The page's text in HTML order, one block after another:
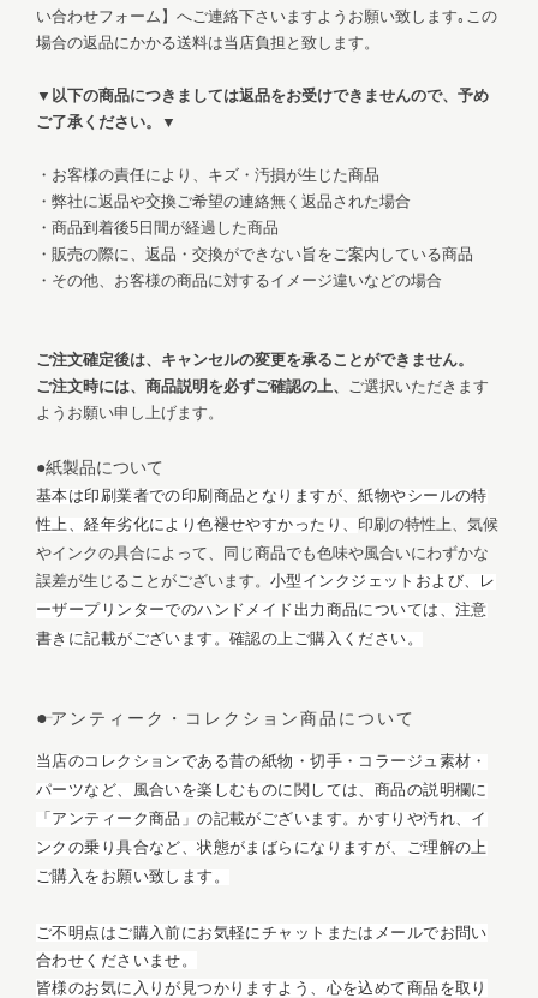
い合わせフォーム】へご連絡下さいますようお願い致します｡この
場合の返品にかかる送料は当店負担と致します。
▼以下の商品につきましては返品をお受けできませんので、予め
ご了承ください。▼
・お客様の責任により、キズ・汚損が生じた商品
・弊社に返品や交換ご希望の連絡無く返品された場合
・商品到着後5日間が経過した商品
・販売の際に、返品・交換ができない旨をご案内している商品
・その他、お客様の商品に対するイメージ違いなどの場合
ご注文確定後は、キャンセルの変更を承ることができません。
ご注文時には、商品説明を必ずご確認の上、
ご選択いただきます
ようお願い申し上げます。
●紙製品について
基本は印刷業者での印刷商品となりますが、紙物やシールの特
性上、経年劣化により色褪せやすかったり、 印刷の特性上、気候
やインクの具合によって、同じ商品でも色味や風合いにわずかな
誤差が生じることがございます。 小型インクジェットおよび、レ
ーザープリンターでのハンドメイド出力商品については、注意
書きに記載がございます。確認の上ご購入ください。
●アンティーク・コレクション商品について
当店のコレクションである昔の紙物・切手・コラージュ素材・
パーツなど、風合いを楽しむものに関しては、商品の説明欄に
「アンティーク商品」の記載がございます。かすりや汚れ、イ
ンクの乗り具合など、状態がまばらになりますが、ご理解の上
ご購入をお願い致します。
ご不明点はご購入前にお気軽にチャットまたはメールでお問い
合わせくださいませ。
皆様のお気に入りが見つかりますよう、心を込めて商品を取り